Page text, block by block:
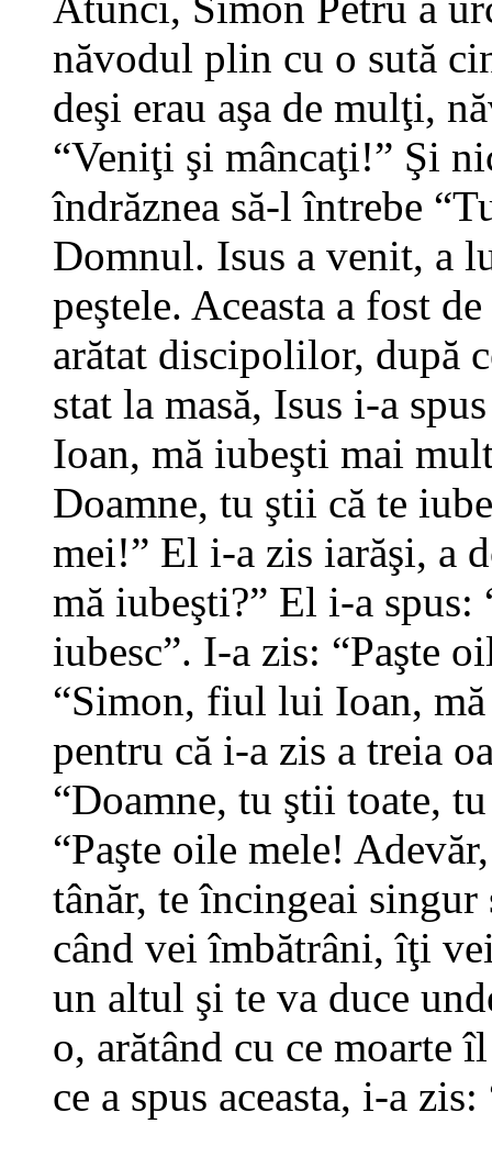
năvodul plin cu o sută
deşi erau aşa de mulţi,
“Veniţi şi mâncaţi!” Şi
îndrăznea să-l întrebe
Domnul. Isus a venit, a
peştele. Aceasta a fost
arătat discipolilor, după
stat la masă, Isus i-a
Ioan, mă iubeşti mai
Doamne, tu ştii că te
mei!” El i-a zis iarăşi, a
mă iubeşti?” El i-a
iubesc”. I-a zis: “Paşte
“Simon, fiul lui Ioan,
pentru că i-a zis a treia
“Doamne, tu ştii toate,
“Paşte oile mele!
tânăr, te încingeai
când vei îmbătrâni, îţi
un altul şi te va duce
o, arătând cu ce moarte
ce a spus aceasta, i-a